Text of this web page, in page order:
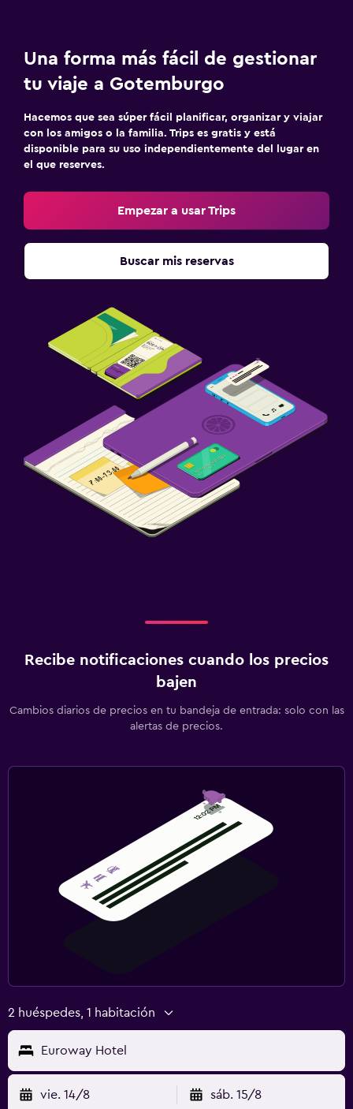
Una forma más fácil de gestionar
tu viaje a Gotemburgo
Hacemos que sea súper fácil planificar, organizar y viajar
con los amigos o la familia. Trips es gratis y está
disponible para su uso independientemente del lugar en
el que reserves.
Empezar a usar Trips
Buscar mis reservas
Recibe notificaciones cuando los precios
bajen
Cambios diarios de precios en tu bandeja de entrada: solo con las
alertas de precios.
2 huéspedes, 1 habitación
Euroway Hotel
vie. 14/8 sáb. 15/8